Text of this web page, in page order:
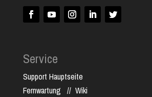
Service
Support Hauptseite
Fernwartung // Wiki